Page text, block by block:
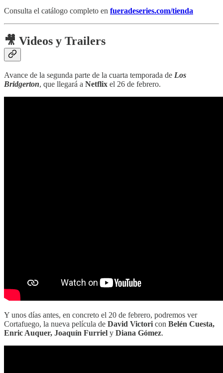
Consulta el catálogo completo en fueradeseries.com/tienda
🎥 Videos y Trailers
Avance de la segunda parte de la cuarta temporada de Los
Bridgerton, que llegará a Netflix el 26 de febrero.
Y unos días antes, en concreto el 20 de febrero, podremos ver
Cortafuego, la nueva película de David Victoricon Belén Cuesta,
Enric Auquer, Joaquín Furriel y Diana Gómez.